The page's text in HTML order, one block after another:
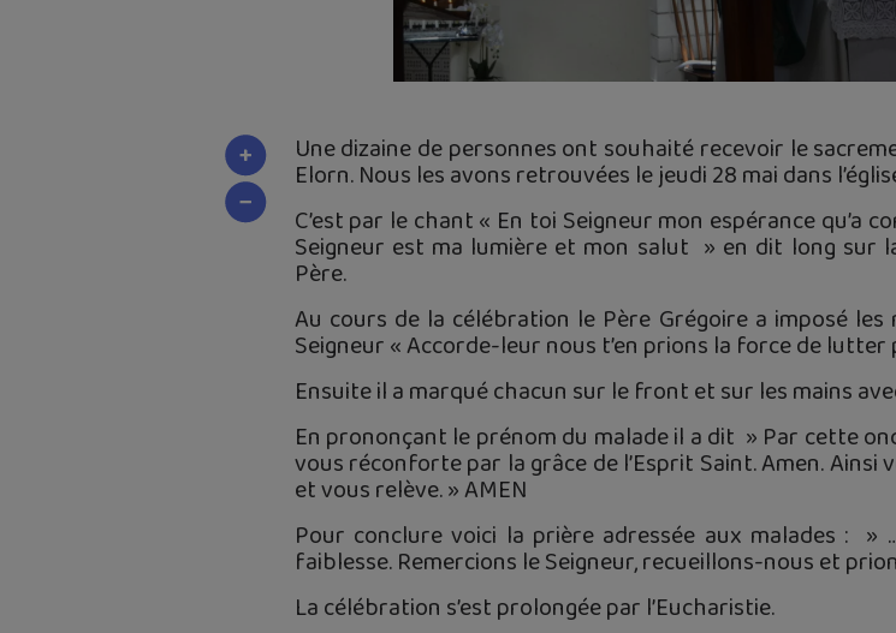
Une dizaine de personnes ont souhaité recevoir le
Elorn. Nous les avons retrouvées le jeudi 28 mai dans
C’est par le chant « En toi Seigneur mon espérance qu’a
Seigneur est ma lumière et mon salut » en dit long sur
Père.
Au cours de la célébration le Père Grégoire a imposé
Seigneur « Accorde-leur nous t’en prions la force de
Ensuite il a marqué chacun sur le front et sur les mains
En prononçant le prénom du malade il a dit » Par cette
vous réconforte par la grâce de l’Esprit Saint. Amen.
et vous relève. » AMEN
Pour conclure voici la prière adressée aux malades :
faiblesse. Remercions le Seigneur, recueillons-nous et
La célébration s’est prolongée par l’Eucharistie.